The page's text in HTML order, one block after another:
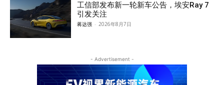
工信部发布新一轮新车公告，埃安Ray 7
引发关注
蒋达强 - 2026年8月7日
- Advertisement -